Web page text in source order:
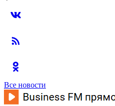
Все новости